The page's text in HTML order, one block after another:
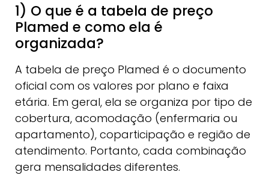
1) O que é a tabela de preço
Plamed e como ela é
organizada?
A tabela de preço Plamed é o documento
oficial com os valores por plano e faixa
etária. Em geral, ela se organiza por tipo de
cobertura, acomodação (enfermaria ou
apartamento), coparticipação e região de
atendimento. Portanto, cada combinação
gera mensalidades diferentes.